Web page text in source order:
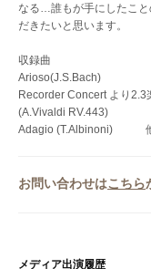
なる…誰もが手にしたこ
だきたいと思います。
収録曲
Arioso(J.S.Bach)
Recorder Concert より2.3
(A.Vivaldi RV.443)
Adagio (T.Albinoni)
お問い合わせはこちら
メディア出演履歴